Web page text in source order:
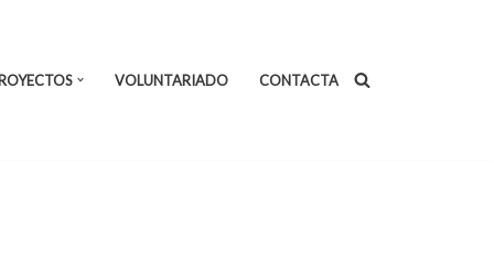
VOLUNTARIADO CONTACTA